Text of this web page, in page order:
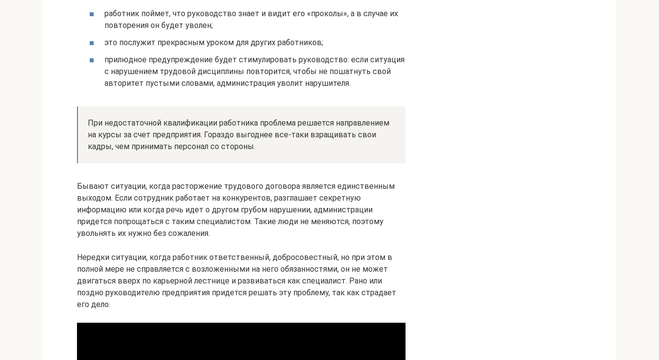
работник поймет, что руководство знает и видит его «проколы», а в случае их
повторения он будет уволен;
это послужит прекрасным уроком для других работников;
прилюдное предупреждение будет стимулировать руководство: если ситуация
с нарушением трудовой дисциплины повторится, чтобы не пошатнуть свой
авторитет пустыми словами, администрация уволит нарушителя.
При недостаточной квалификации работника проблема решается направлением
на курсы за счет предприятия. Гораздо выгоднее все-таки взращивать свои
кадры, чем принимать персонал со стороны.
Бывают ситуации, когда расторжение трудового договора является единственным
выходом. Если сотрудник работает на конкурентов, разглашает секретную
информацию или когда речь идет о другом грубом нарушении, администрации
придется попрощаться с таким специалистом. Такие люди не меняются, поэтому
увольнять их нужно без сожаления.
Нередки ситуации, когда работник ответственный, добросовестный, но при этом в
полной мере не справляется с возложенными на него обязанностями, он не может
двигаться вверх по карьерной лестнице и развиваться как специалист. Рано или
поздно руководителю предприятия придется решать эту проблему, так как страдает
его дело.